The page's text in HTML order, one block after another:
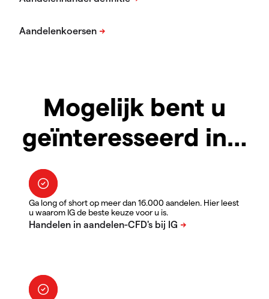
Mogelijk bent u
geïnteresseerd in…
Ga long of short op meer dan 16.000 aandelen. Hier leest
u waarom IG de beste keuze voor u is.